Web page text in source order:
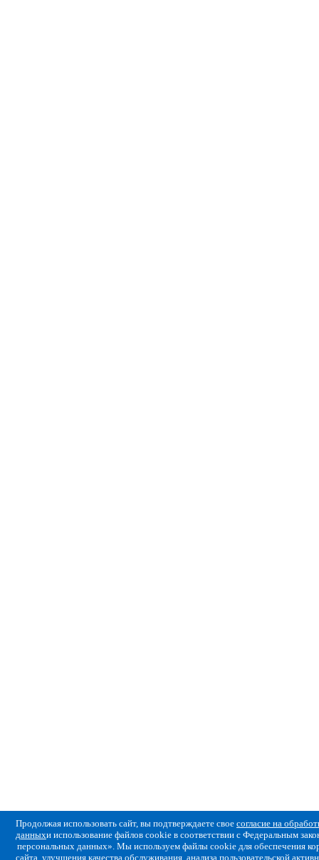
Продолжая использовать сайт, вы подтверждаете свое согласие на
данныхи использование файлов cookie в соответствии с Федеральным
персональных данных». Мы используем файлы cookie для обеспечения
сайта, улучшения качества обслуживания, анализа пользовательской